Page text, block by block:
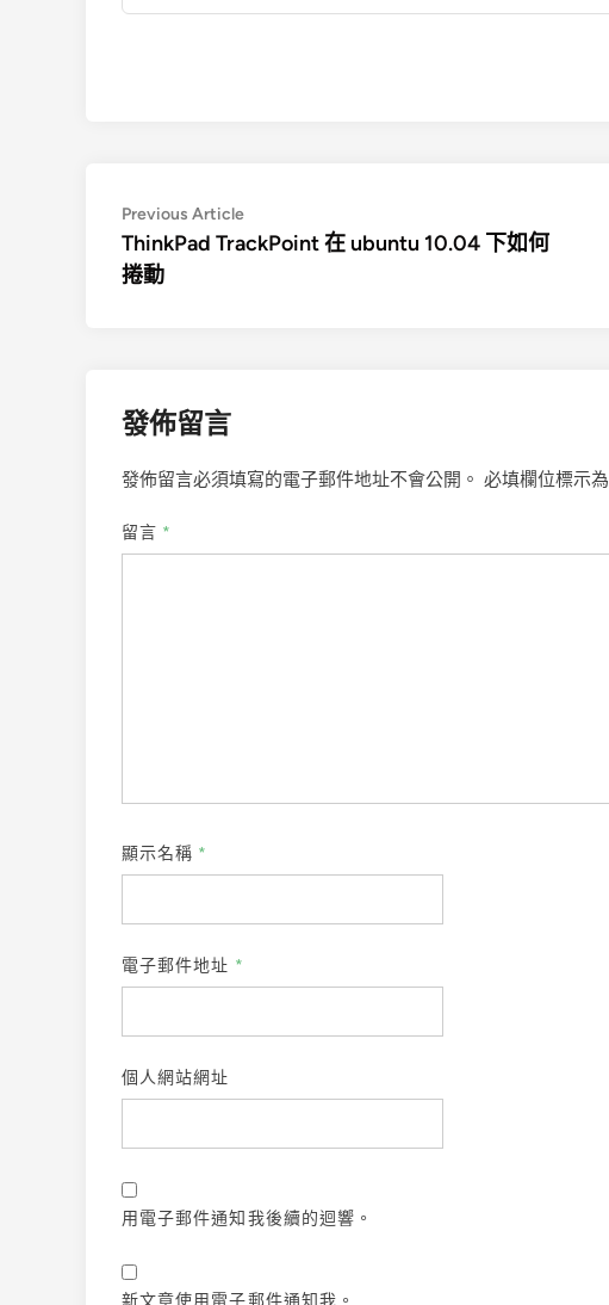
文
章
導
Previous ArticlePrevious
article:
ThinkPad TrackPoint 在 ubuntu 10.04 下如何
捲動
發佈留言
發佈留言必須填寫的電子郵件地址不會公開。 必填欄位標示為
留言 *
顯示名稱 *
電子郵件地址 *
個人網站網址
用電子郵件通知我後續的迴響。
新文章使用電子郵件通知我。